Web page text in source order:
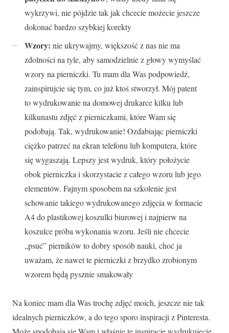
wykrzywi, nie pójdzie tak jak chcecie możecie jeszcze
dokonać bardzo szybkiej korekty
Wzory: nie ukrywajmy, większość z nas nie ma
zdolności na tyle, aby samodzielnie z głowy wymyślać
wzory na pierniczki. Tu mam dla Was podpowiedź,
zainspirujcie się tym, co już ktoś stworzył. Mój patent
to wydrukowanie na domowej drukarce kilku lub
kilkunastu zdjęć z pierniczkami, które Wam się
podobają. Tak, wydrukowanie! Ozdabiając pierniczki
ciężko patrzeć na ekran telefonu lub komputera, które
się wygaszają. Lepszy jest wydruk, który położycie
obok pierniczka i skorzystacie z całego wzoru lub jego
elementów. Fajnym sposobem na szkolenie jest
schowanie takiego wydrukowanego zdjęcia w formacie
A4 do plastikowej koszulki biurowej i najpierw na
koszulce próba wykonania wzoru. Jeśli nie chcecie
„psuć” pierników to dobry sposób nauki, choć ja
uważam, że nawet te pierniczki z brzydko zrobionym
wzorem będą pysznie smakowały
Na koniec mam dla Was trochę zdjęć moich, jeszcze nie tak
idealnych pierniczków, a do tego sporo inspiracji z Pinteresta.